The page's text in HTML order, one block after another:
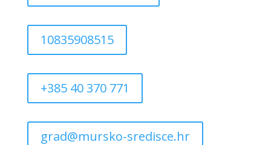
10835908515
+385 40 370 771
grad@mursko-sredisce.hr